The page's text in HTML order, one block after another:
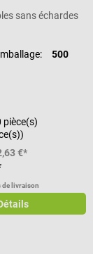
sans échardes
500
pièce(s)
€*
de livraison